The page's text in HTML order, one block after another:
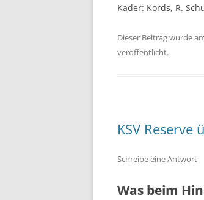
Kader: Kords, R.
Dieser Beitrag wurde
veröffentlicht.
KSV
Schreibe eine Antwort
Was beim